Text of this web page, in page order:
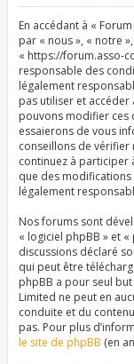
En accédant à «
par « nous », « notre
« https://forum.asso-
responsable des
légalement
pas utiliser et accéder
pouvons modifier ces
essaierons de vous
conseillons de vérifier
continuez à participer
que des modifications
légalement
Nos forums sont
« logiciel phpBB » et
discussions déclaré
qui peut être
phpBB a pour seul
Limited ne peut en
conduite et du
pas. Pour plus
le site de phpBB (en